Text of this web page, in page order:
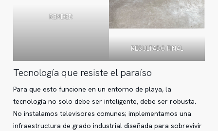
RENDER
RESULTADO FINAL
Tecnología que resiste el paraíso
Para que esto funcione en un entorno de playa, la
tecnología no solo debe ser inteligente, debe ser robusta.
No instalamos televisores comunes; implementamos una
infraestructura de grado industrial diseñada para sobrevivir